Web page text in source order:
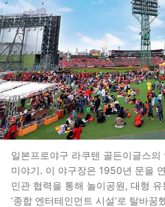
일본프로야구 라쿠텐 골든이글스
미야기. 이 야구장은 1950년 문을
민관 협력을 통해 놀이공원, 대형
‘종합 엔터테인먼트 시설‘로 탈바